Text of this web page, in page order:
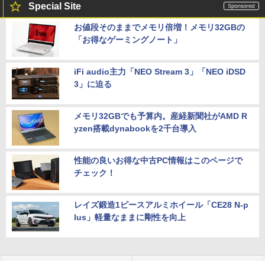
Special Site
お値段そのままでメモリ倍増！メモリ32GBの
「お得なゲーミングノート」
iFi audio主力「NEO Stream 3」「NEO iDSD
3」に迫る
メモリ32GBでも予算内。産経新聞社がAMD R
yzen搭載dynabookを2千台導入
性能の良いお得な中古PC情報はこのページで
チェック！
レイズ鍛造1ピースアルミホイール「CE28 N-p
lus」軽量なままに剛性を向上